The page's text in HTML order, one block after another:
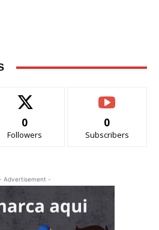
0
Followers
0
Subscribers
Advertisement -